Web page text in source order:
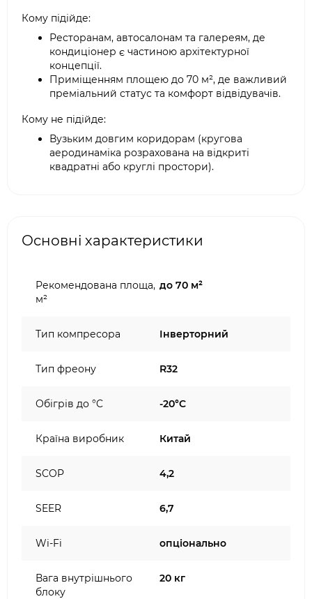
Кому підійде:
Ресторанам, автосалонам та галереям, де
кондиціонер є частиною архітектурної
концепції.
Приміщенням площею до 70 м², де важливий
преміальний статус та комфорт відвідувачів.
Кому не підійде:
Вузьким довгим коридорам (кругова
аеродинаміка розрахована на відкриті
квадратні або круглі простори).
Основні характеристики
Рекомендована площа,
м²
до 70 м²
Тип компресора Інверторний
Тип фреону R32
Обігрів до °C -20°C
Країна виробник Китай
SCOP 4,2
SEER 6,7
Wi-Fi опціонально
Вага внутрішнього
блоку
20 кг